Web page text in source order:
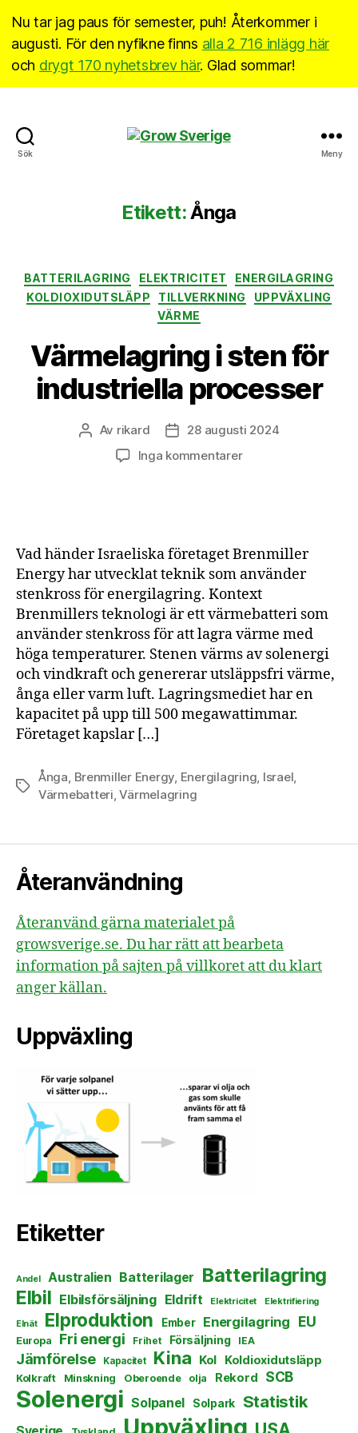
Nu tar jag paus för semester, puh! Återkommer i
augusti. För den nyfikne finns alla 2 716 inlägg här
och drygt 170 nyhetsbrev här. Glad sommar!
Sök Meny
Etikett:Ånga
Kategorier
BATTERILAGRING ELEKTRICITET
ENERGILAGRING
KOLDIOXIDUTSLÄPP
TILLVERKNING
UPPVÄXLING
VÄRME
Värmelagring i sten för
industriella processer
Inläggsförfattare
Av rikard Inläggsdatum
28 augusti 2024
Inga kommentarertill
processer
Vad händer Israeliska företaget Brenmiller
Energy har utvecklat teknik som använder
stenkross för energilagring. Kontext
Brenmillers teknologi är ett värmebatteri som
använder stenkross för att lagra värme med
höga temperaturer. Stenen värms av solenergi
och vindkraft och genererar utsläppsfri värme,
ånga eller varm luft. Lagringsmediet har en
kapacitet på upp till 500 megawattimmar.
Företaget kapslar […]
Etiketter
Ånga Brenmiller Energy Energilagring Israel
Värmebatteri ,Värmelagring
Återanvändning
Återanvänd gärna materialet på
growsverige.se. Du har rätt att bearbeta
information på sajten på villkoret att du klart
anger källan.
Uppväxling
Etiketter
Andel Australien Batterilager Batterilagring
Elbil Elbilsförsäljning Eldrift Elektricitet Elektrifiering
Elnät Elproduktion Ember Energilagring EU
Europa Fri energi Frihet Försäljning IEA
Jämförelse Kapacitet Kina Kol Koldioxidutsläpp
Kolkraft Minskning Oberoende olja Rekord SCB
Solenergi Solpanel Solpark Statistik
Uppväxling USA